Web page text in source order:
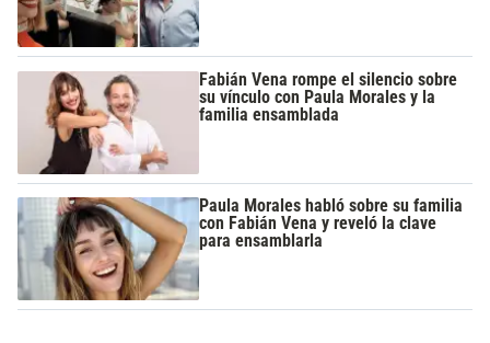
Fabián Vena rompe el silencio sobre
su vínculo con Paula Morales y la
familia ensamblada
Paula Morales habló sobre su familia
con Fabián Vena y reveló la clave
para ensamblarla